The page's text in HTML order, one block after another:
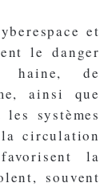
et
le danger
de
ainsi que
systèmes
circulation
la
souvent